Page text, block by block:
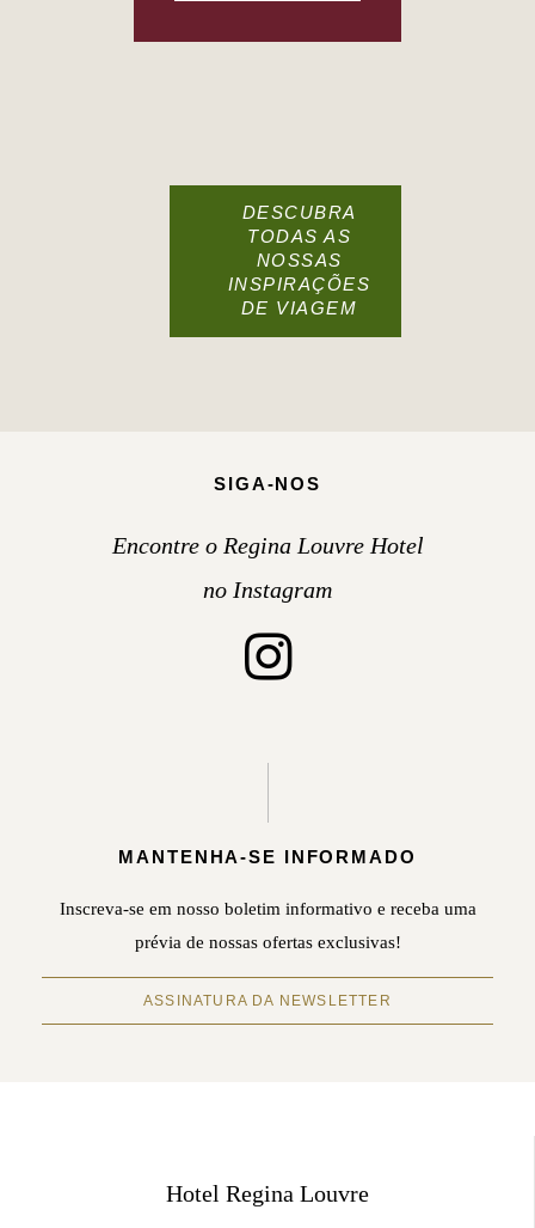
DESCUBRA
TODAS AS
NOSSAS
INSPIRAÇÕES
DE VIAGEM
SIGA-NOS
Encontre o Regina Louvre Hotel
no Instagram
MANTENHA-SE INFORMADO
Inscreva-se em nosso boletim informativo e receba uma
prévia de nossas ofertas exclusivas!
ASSINATURA DA NEWSLETTER
Hotel Regina Louvre